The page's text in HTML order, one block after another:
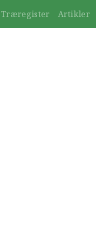
Træregister Artikler